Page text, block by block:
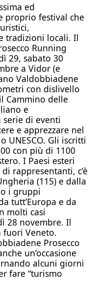
ed
proprio festival che
tradizioni locali. Il
Running
29, sabato 30
a Vidor (e
Valdobbiadene
con dislivello
Cammino delle
e
di eventi
e apprezzare nel
Gli iscritti
con più di 1100
I Paesi esteri
rappresentanti, c’è
(115) e dalla
i gruppi
tutt’Europa e da
molti casi
28 novembre. Il
fuori Veneto.
Prosecco
un’occasione
alcuni giorni
fare “turismo